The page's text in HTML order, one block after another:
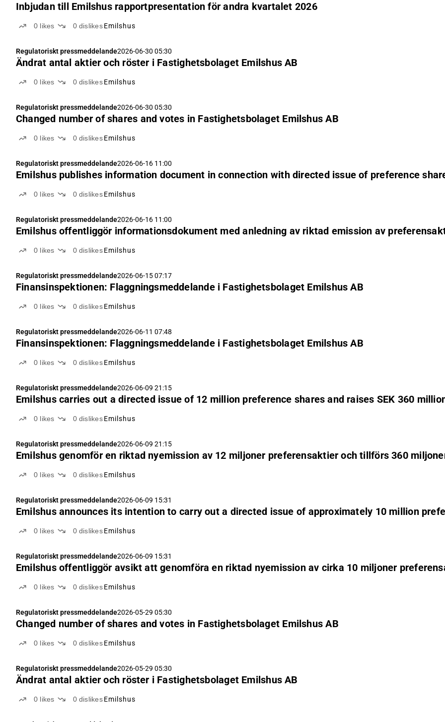
Inbjudan till Emilshus rapportpresentation för andra kvartalet 2026
0 likes 0 dislikes Emilshus
Regulatoriskt pressmeddelande2026-06-30 05:30
Ändrat antal aktier och röster i Fastighetsbolaget Emilshus AB
0 likes 0 dislikes Emilshus
Regulatoriskt pressmeddelande2026-06-30 05:30
Changed number of shares and votes in Fastighetsbolaget Emilshus AB
0 likes 0 dislikes Emilshus
Regulatoriskt pressmeddelande2026-06-16 11:00
Emilshus publishes information document in connection with directed issue of preference
0 likes 0 dislikes Emilshus
Regulatoriskt pressmeddelande2026-06-16 11:00
Emilshus offentliggör informationsdokument med anledning av riktad emission av
0 likes 0 dislikes Emilshus
Regulatoriskt pressmeddelande2026-06-15 07:17
Finansinspektionen: Flaggningsmeddelande i Fastighetsbolaget Emilshus AB
0 likes 0 dislikes Emilshus
Regulatoriskt pressmeddelande2026-06-11 07:48
Finansinspektionen: Flaggningsmeddelande i Fastighetsbolaget Emilshus AB
0 likes 0 dislikes Emilshus
Regulatoriskt pressmeddelande2026-06-09 21:15
Emilshus carries out a directed issue of 12 million preference shares and raises SEK 360
0 likes 0 dislikes Emilshus
Regulatoriskt pressmeddelande2026-06-09 21:15
Emilshus genomför en riktad nyemission av 12 miljoner preferensaktier och tillförs 360
0 likes 0 dislikes Emilshus
Regulatoriskt pressmeddelande2026-06-09 15:31
Emilshus announces its intention to carry out a directed issue of approximately 10 million
0 likes 0 dislikes Emilshus
Regulatoriskt pressmeddelande2026-06-09 15:31
Emilshus offentliggör avsikt att genomföra en riktad nyemission av cirka 10 miljoner
0 likes 0 dislikes Emilshus
Regulatoriskt pressmeddelande2026-05-29 05:30
Changed number of shares and votes in Fastighetsbolaget Emilshus AB
0 likes 0 dislikes Emilshus
Regulatoriskt pressmeddelande2026-05-29 05:30
Ändrat antal aktier och röster i Fastighetsbolaget Emilshus AB
0 likes 0 dislikes Emilshus